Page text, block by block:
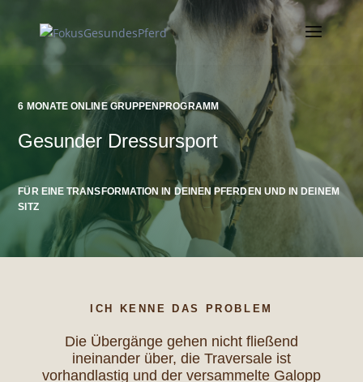
6 MONATE ONLINE GRUPPENPROGRAMM
Gesunder Dressursport
FÜR EINE TRANSFORMATION IN DEINEN PFERDEN UND IN DEINEM
SITZ
ICH KENNE DAS PROBLEM
Die Übergänge gehen nicht fließend
ineinander über, die Traversale ist
vorhandlastig und der versammelte Galopp